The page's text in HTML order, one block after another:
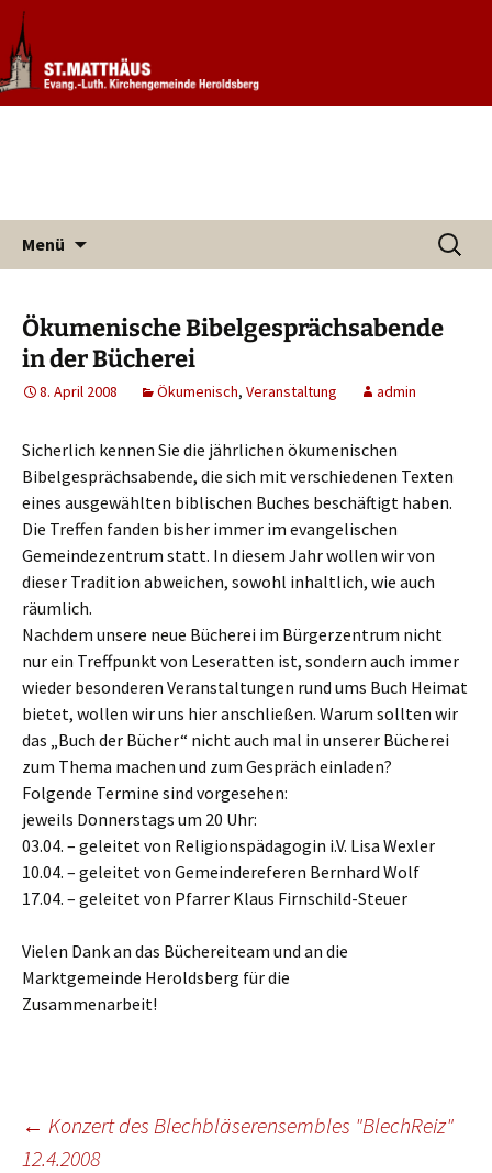
Evang. Kirchengemeinde St.
Matthäus Heroldsberg
Informationen rund um unsere
Kirchengemeinde
Menü
Suchen
nach:
Ökumenische Bibelgesprächsabende
in der Bücherei
8. April 2008 Ökumenisch, Veranstaltung admin
Sicherlich kennen Sie die jährlichen ökumenischen
Bibelgesprächsabende, die sich mit verschiedenen Texten
eines ausgewählten biblischen Buches beschäftigt haben.
Die Treffen fanden bisher immer im evangelischen
Gemeindezentrum statt. In diesem Jahr wollen wir von
dieser Tradition abweichen, sowohl inhaltlich, wie auch
räumlich.
Nachdem unsere neue Bücherei im Bürgerzentrum nicht
nur ein Treffpunkt von Leseratten ist, sondern auch immer
wieder besonderen Veranstaltungen rund ums Buch Heimat
bietet, wollen wir uns hier anschließen. Warum sollten wir
das „Buch der Bücher“ nicht auch mal in unserer Bücherei
zum Thema machen und zum Gespräch einladen?
Folgende Termine sind vorgesehen:
jeweils Donnerstags um 20 Uhr:
03.04. – geleitet von Religionspädagogin i.V. Lisa Wexler
10.04. – geleitet von Gemeindereferen Bernhard Wolf
17.04. – geleitet von Pfarrer Klaus Firnschild-Steuer
Vielen Dank an das Büchereiteam und an die
Marktgemeinde Heroldsberg für die
Zusammenarbeit!
Beitragsnavigation
← Konzert des Blechbläserensembles "BlechReiz"
12.4.2008